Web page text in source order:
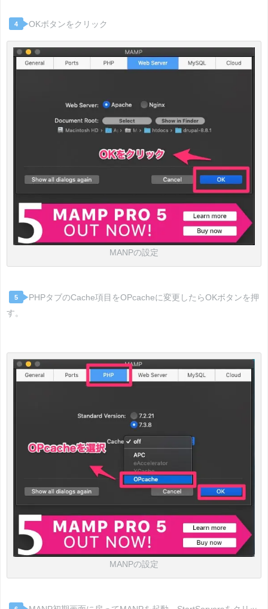
4 OKボタンをクリック
MANPの設定
5
PHPタブのCache項目をOPcacheに変更したらOKボタンを押
す。
MANPの設定